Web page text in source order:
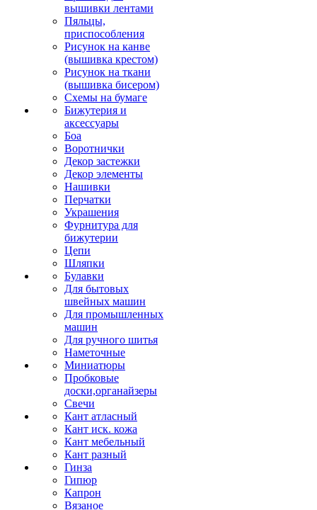
вышивки лентами
Пяльцы,
приспособления
Рисунок на канве
(вышивка крестом)
Рисунок на ткани
(вышивка бисером)
Схемы на бумаге
Бижутерия и
аксессуары
Боа
Воротнички
Декор застежки
Декор элементы
Нашивки
Перчатки
Украшения
Фурнитура для
бижутерии
Цепи
Шляпки
Булавки
Для бытовых
швейных машин
Для промышленных
машин
Для ручного шитья
Наметочные
Миниатюры
Пробковые
доски,органайзеры
Свечи
Кант атласный
Кант иск. кожа
Кант мебельный
Кант разный
Гинза
Гипюр
Капрон
Вязаное